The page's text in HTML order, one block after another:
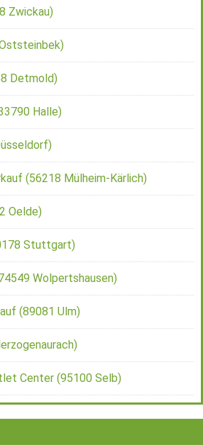
Zwickau)
Detmold)
Halle)
(56218 Mülheim-Kärlich)
Oelde)
Stuttgart)
Wolpertshausen)
(89081 Ulm)
Center (95100 Selb)